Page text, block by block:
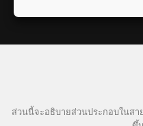
ส่วนนี้จะอธิบายส่วนประกอบในสา